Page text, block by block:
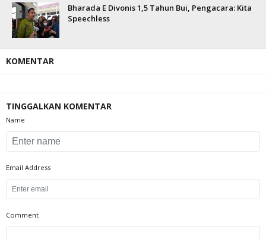
Bharada E Divonis 1,5 Tahun Bui, Pengacara: Kita
Speechless
KOMENTAR
TINGGALKAN KOMENTAR
Name
Email Address
Comment